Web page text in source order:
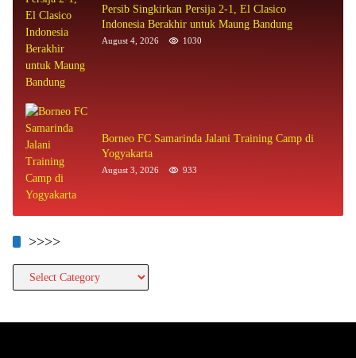
Persib Singkirkan Persija 2-1, El Clasico
Indonesia Berakhir untuk Maung Bandung
August 4, 2026 1030
Borneo FC Samarinda Jalani Training Camp di
Yogyakarta
August 3, 2026 933
>>>>
>>>>